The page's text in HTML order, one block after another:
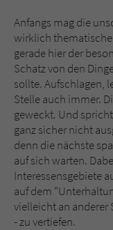
Anfangs mag die
wirklich
gerade hier der
Schatz von den
sollte. Aufschlagen,
Stelle auch immer.
geweckt. Und
ganz sicher nicht
denn die nächste
auf sich warten.
Interessensgebiete
auf dem
vielleicht an anderer
- zu vertiefen.